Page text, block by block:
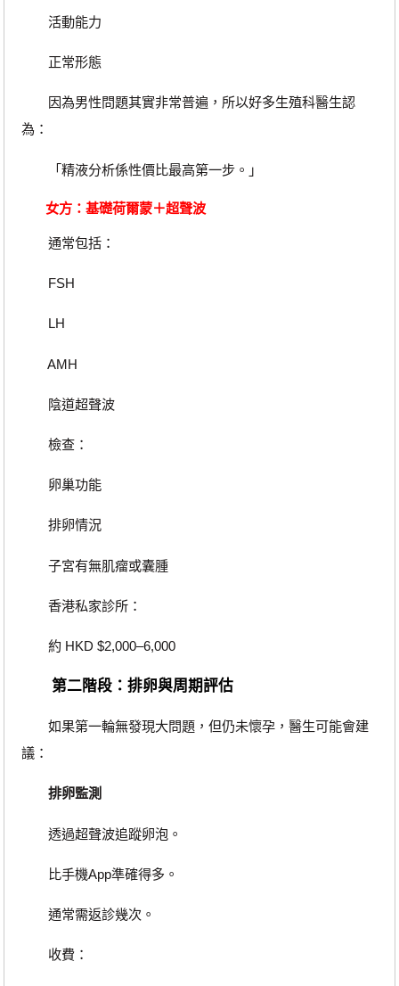
活動能力
正常形態
因為男性問題其實非常普遍，所以好多生殖科醫生認
為：
「精液分析係性價比最高第一步。」
女方：基礎荷爾蒙＋超聲波
通常包括：
FSH
LH
AMH
陰道超聲波
檢查：
卵巢功能
排卵情況
子宮有無肌瘤或囊腫
香港私家診所：
約 HKD $2,000–6,000
第二階段：排卵與周期評估
如果第一輪無發現大問題，但仍未懷孕，醫生可能會建
議：
排卵監測
透過超聲波追蹤卵泡。
比手機App準確得多。
通常需返診幾次。
收費：